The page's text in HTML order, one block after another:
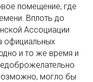
помещение, где
Вплоть до
Ассоциации
официальных
и то же время и
могло бы